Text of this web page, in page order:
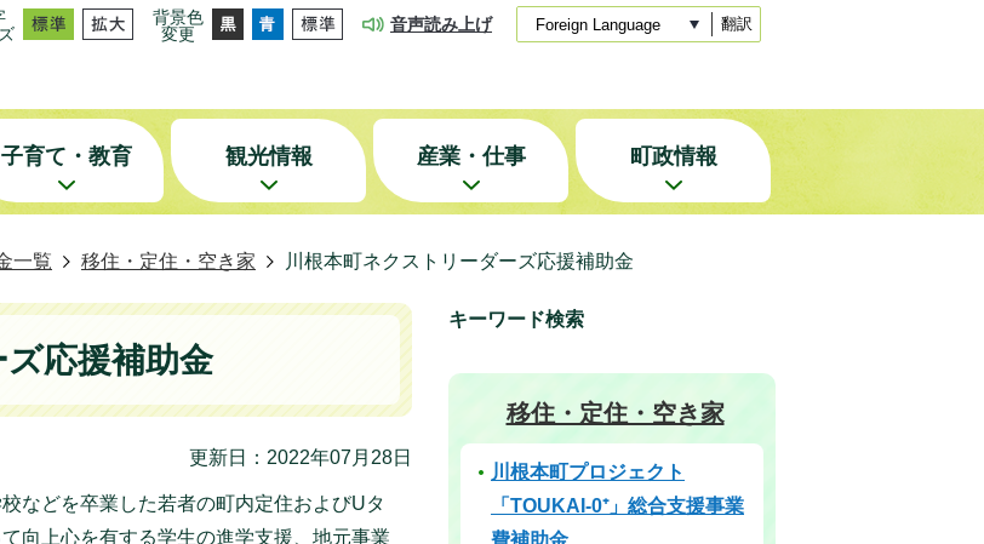
背景色
変更
音声読み上げ 翻訳
子育て・教育 観光情報 産業・仕事 町政情報
一覧 移住・定住・空き家 川根本町ネクストリーダーズ応援補助金
応援補助金
更新日：2022年07月28日
などを卒業した若者の町内定住およびUタ
向上心を有する学生の進学支援、地元事業
キーワード検索
移住・定住・空き家
川根本町プロジェクト
「TOUKAI-0⁺」総合支援事業
費補助金